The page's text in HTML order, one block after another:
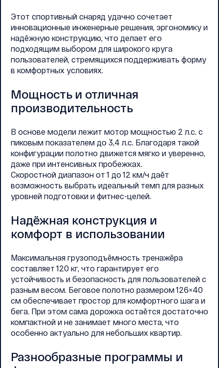
Этот спортивный снаряд удачно сочетает
инновационные инженерные решения, эргономику и
надёжную конструкцию, что делает его
подходящим выбором для широкого круга
пользователей, стремящихся поддерживать форму
в комфортных условиях.
Мощность и отличная
производительность
В основе модели лежит мотор мощностью 2 л.с. с
пиковым показателем до 3,4 л.с. Благодаря такой
конфигурации полотно движется мягко и уверенно,
даже при интенсивных пробежках.
Скоростной диапазон от 1 до 12 км/ч даёт
возможность выбрать идеальный темп для разных
уровней подготовки и фитнес-целей.
Надёжная конструкция и
комфорт в использовании
Максимальная грузоподъёмность тренажёра
составляет 120 кг, что гарантирует его
устойчивость и безопасность для пользователей с
разным весом. Беговое полотно размером 126×40
см обеспечивает простор для комфортного шага и
бега. При этом сама дорожка остаётся достаточно
компактной и не занимает много места, что
особенно актуально для небольших квартир.
Разнообразные программы и